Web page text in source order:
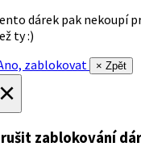
dárek pak nekoupí
ty :)
zablokovat
× Zpět
zablokování